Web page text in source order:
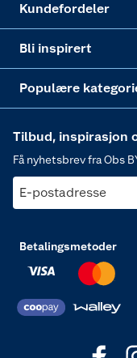
Kundefordeler
Bli inspirert
Populære
Tilbud, inspirasjon
Få nyhetsbrev fra Obs
E-postadresse
Betalingsmetoder